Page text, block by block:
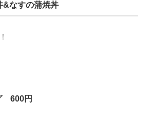
&なすの蒲焼丼
600円